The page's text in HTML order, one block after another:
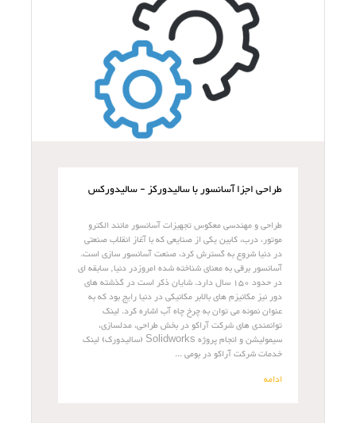
طراحی اجزا آسانسور با سالیدورکز - سالیدورکس
طراحی و مهندسی معکوس تجهیزات آسانسور مانند الکترو
موتور، درب، کابین یکی از صنایعی که با آغاز انقلاب صنعتی
در دنیا شروع به گسترش کرد، صنعت آسانسور سازی است.
آسانسور برقی به معنای شناخته شده امروزدر دنیا, سابقه ای
در حدود 150 سال دارد. شایان ذکر است در گذشته های
دور نیز مکانیزم های بالابر مکانیکی در دنیا رایج بود که به
عنوان نمونه می توان به چرخ چاه آب اشاره کرد. لینک
توانمندی های شرکت آراکو در بخش طراحی، مدلسازی،
سیمولیشن و انجام پروژه Solidworks (سالیدورک) لینک
خدمات شرکت آراکو در بومی ...
ادامه